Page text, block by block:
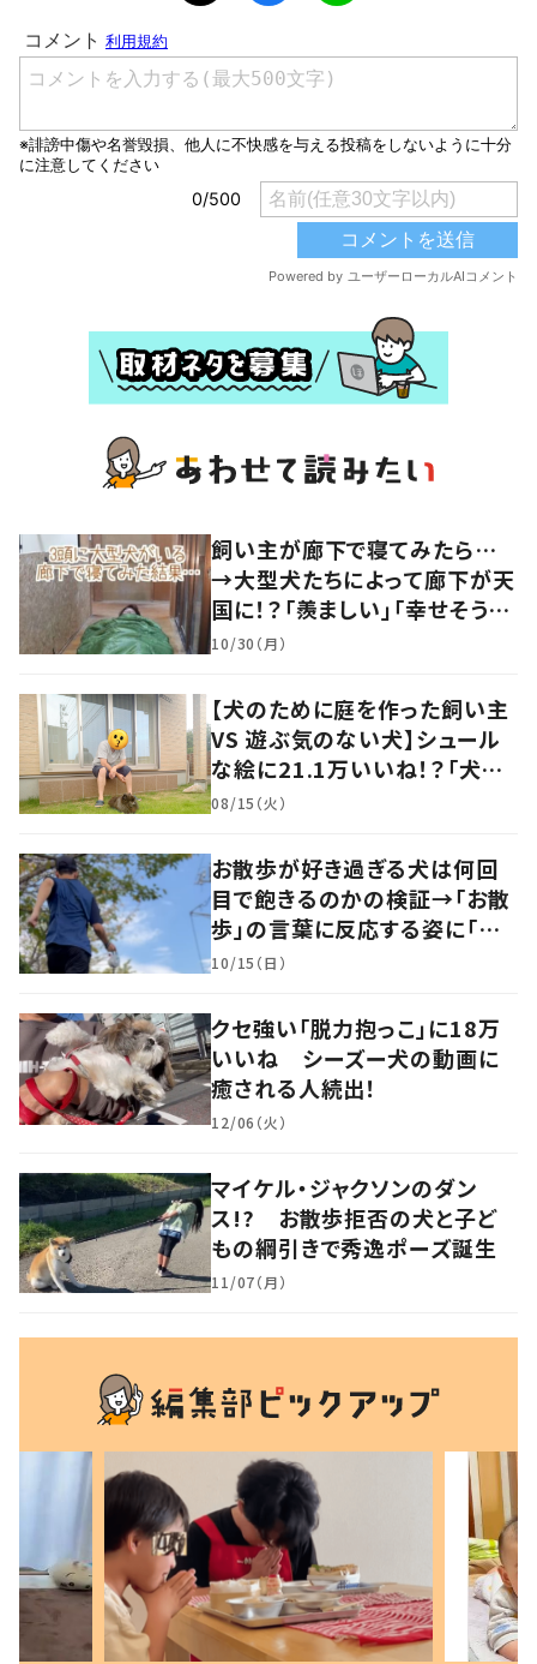
飼い主が廊下で寝てみたら…
→大型犬たちによって廊下が天
国に！？「羨ましい」「幸せそう」
の声
10/30（月）
【犬のために庭を作った飼い主
VS 遊ぶ気のない犬】シュール
な絵に21.1万いいね！？「犬の
強い意志を感じる」
08/15（火）
お散歩が好き過ぎる犬は何回
目で飽きるのかの検証→「お散
歩」の言葉に反応する姿に「可
愛い」の声！
10/15（日）
クセ強い「脱力抱っこ」に18万
いいね シーズー犬の動画に
癒される人続出！
12/06（火）
マイケル・ジャクソンのダン
ス!? お散歩拒否の犬と子ど
もの綱引きで秀逸ポーズ誕生
11/07（月）